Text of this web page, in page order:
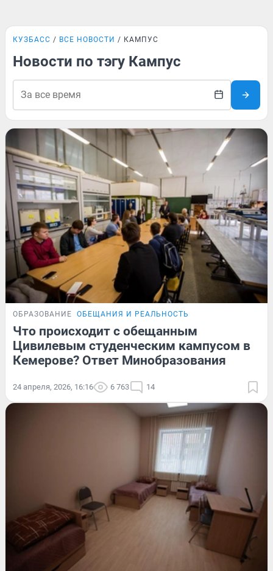
КУЗБАСС ВСЕ НОВОСТИ КАМПУС
Новости по тэгу Кампус
ОБРАЗОВАНИЕ ОБЕЩАНИЯ И РЕАЛЬНОСТЬ
Что происходит с обещанным
Цивилевым студенческим кампусом в
Кемерове? Ответ Минобразования
24 апреля, 2026, 16:16 6 763 14